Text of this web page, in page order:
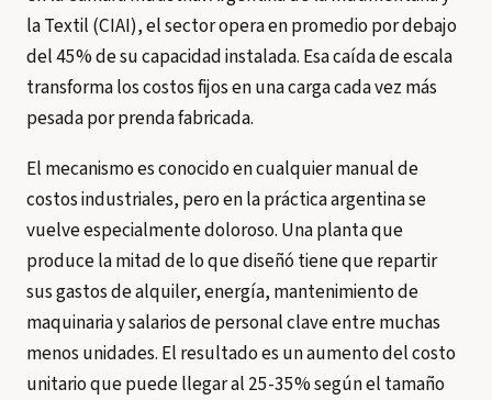
la Textil (CIAI), el sector opera en promedio por debajo
del 45% de su capacidad instalada. Esa caída de escala
transforma los costos fijos en una carga cada vez más
pesada por prenda fabricada.
El mecanismo es conocido en cualquier manual de
costos industriales, pero en la práctica argentina se
vuelve especialmente doloroso. Una planta que
produce la mitad de lo que diseñó tiene que repartir
sus gastos de alquiler, energía, mantenimiento de
maquinaria y salarios de personal clave entre muchas
menos unidades. El resultado es un aumento del costo
unitario que puede llegar al 25-35% según el tamaño